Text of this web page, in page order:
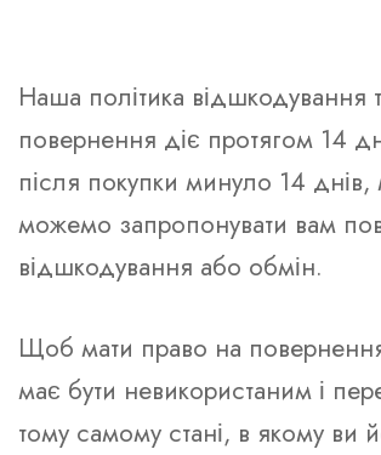
Наша політика відшкодування
повернення діє протягом 14
після покупки минуло 14
можемо запропонувати вам
відшкодування або обмін.
Щоб мати право на
має бути невикористаним і
тому самому стані, в якому ви